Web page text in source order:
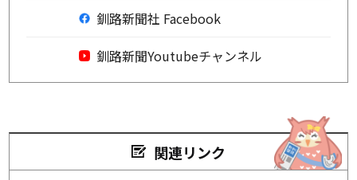
釧路新聞社 Facebook
釧路新聞Youtubeチャンネル
関連リンク